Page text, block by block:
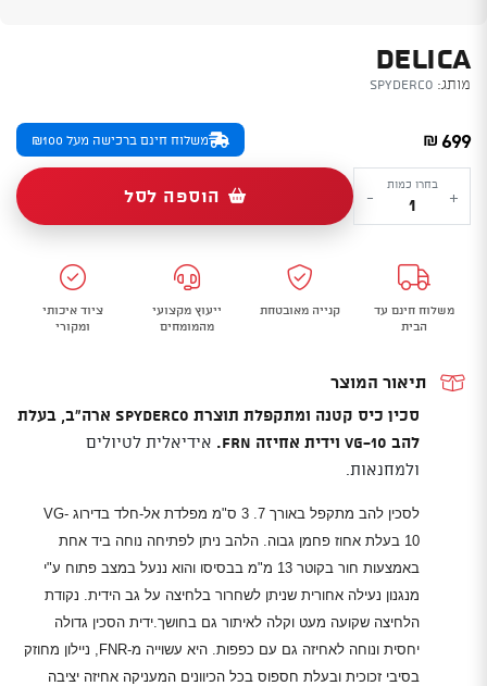
DELICA
מותג: Spyderco
₪ 699 משלוח חינם ברכישה מעל ₪100
+
כמות
של
בחרו כמות
- הוספה לסל
משלוח חינם עד
הבית
קנייה מאובטחת
ייעוץ מקצועי
מהמומחים
ציוד איכותי
ומקורי
תיאור המוצר
סכין כיס קטנה ומתקפלת תוצרת Spyderco ארה"ב, בעלת
להב VG-10 וידית אחיזה FRN.
אידיאלית לטיולים
ולמחנאות.
לסכין להב מתקפל באורך 7. 3 ס"מ מפלדת אל-חלד בדירוג
VG-
10 בעלת אחוז פחמן גבוה. הלהב ניתן לפתיחה נוחה ביד אחת
באמצעות חור בקוטר 13 מ"מ בבסיסו והוא ננעל במצב פתוח ע"י
מנגנון נעילה אחורית שניתן לשחרור בלחיצה על גב הידית. נקודת
הלחיצה שקועה מעט וקלה לאיתור גם בחושך.ידית הסכין גדולה
יחסית ונוחה לאחיזה גם עם כפפות. היא עשוייה מ-FNR, ניילון מחוזק
בסיבי זכוכית ובעלת חספוס בכל הכיוונים המעניקה אחיזה יציבה